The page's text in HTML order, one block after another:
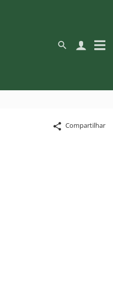
Compartilhar